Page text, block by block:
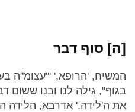
[ה] סוף דבר
המשיח, 'הרופא,' '"עצומ"ה
בגוף", גילה לנו ובנו ששום
את ה'לידה.' אדרבא, הלידה